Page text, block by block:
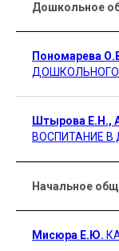
Дошкольное
Пономарева
ДОШКОЛЬНОГО
Штырова Е.Н.,
ВОСПИТАНИЕ
Начальное
Мисюра Е.Ю.